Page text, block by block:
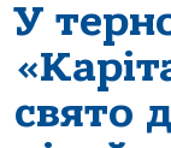
У
свято